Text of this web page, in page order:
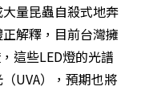
大量昆蟲自殺式地奔
解釋，目前台灣擁
這些LED燈的光譜
UVA），預期也將